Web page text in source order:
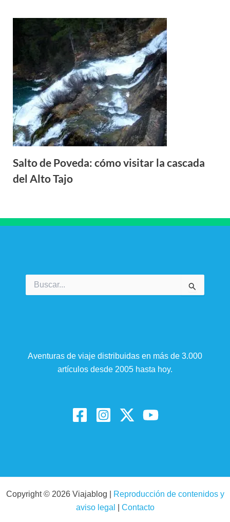
Salto de Poveda: cómo visitar la cascada
del Alto Tajo
Buscar
por:
Aventuras de viaje distribuidas en más de 3.000
artículos desde 2005 hasta hoy.
Copyright © 2026 Viajablog |
Reproducción de contenidos y
aviso legal
Contacto